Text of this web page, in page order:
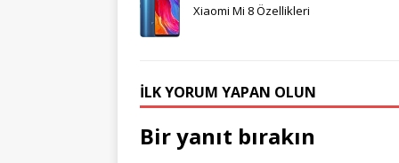
Xiaomi Mi 8 Özellikleri
İLK YORUM YAPAN OLUN
Bir yanıt bırakın